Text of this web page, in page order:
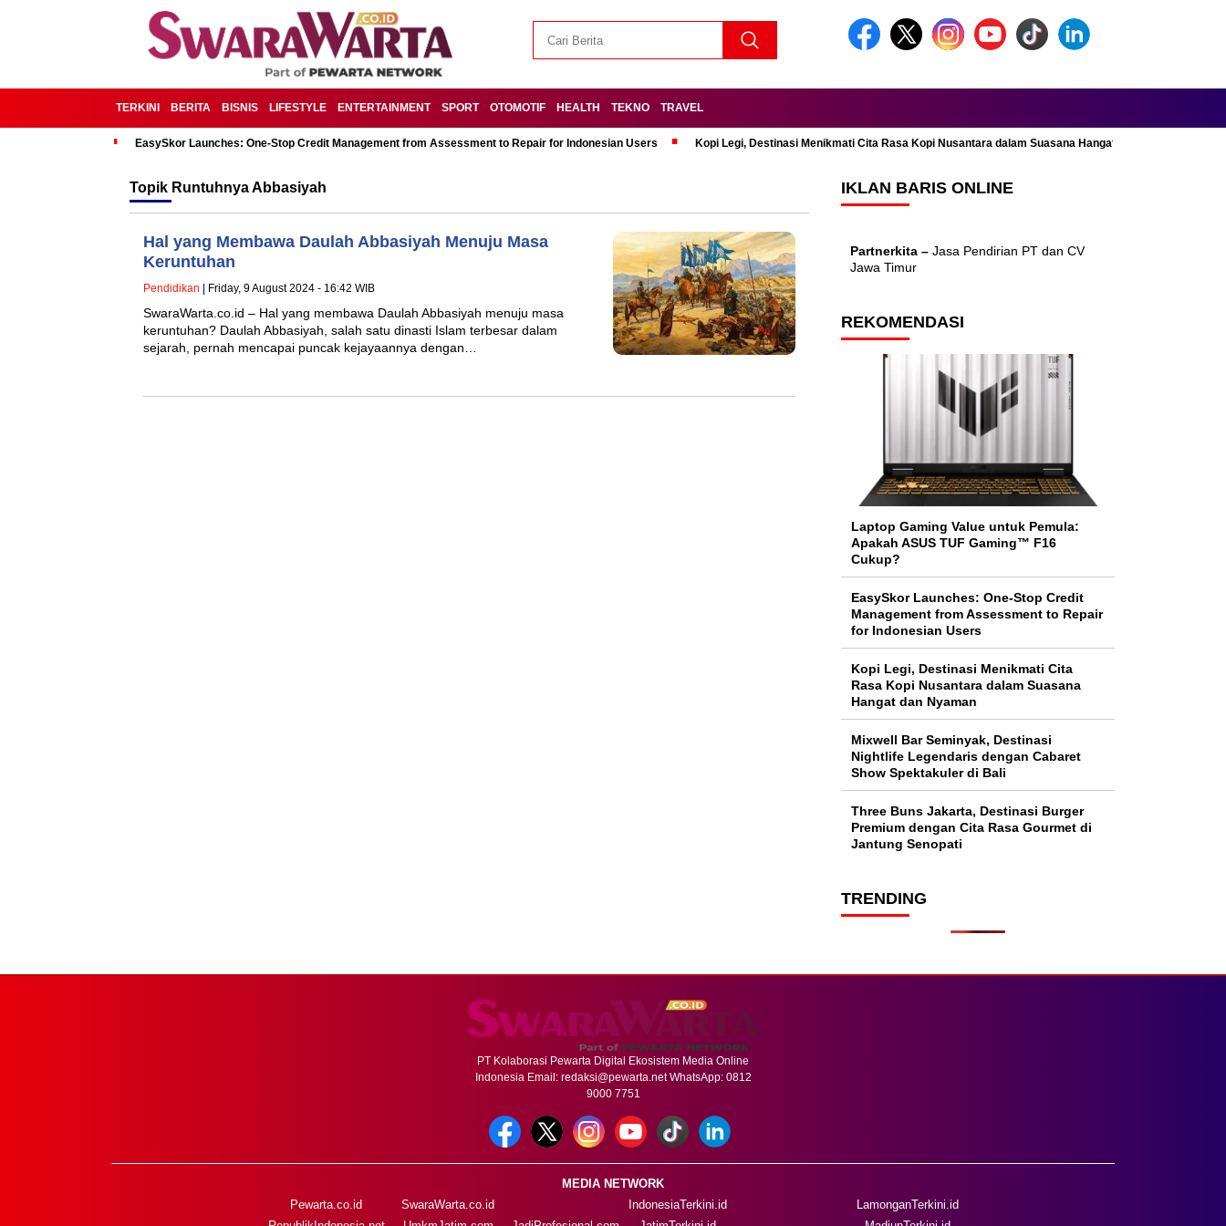
TERKINI BERITA BISNIS LIFESTYLE ENTERTAINMENT SPORT OTOMOTIF HEALTH TEKNO TRAVEL
EasySkor Launches: One-Stop Credit Management from Assessment to Repair for Indonesian Users Kopi Legi, Destinasi Menikmati Cita Rasa Kopi Nusantara dalam Suasana Hangat dan Nyaman
Topik Runtuhnya Abbasiyah
Hal yang Membawa Daulah Abbasiyah Menuju Masa
Keruntuhan
Pendidikan | Friday, 9 August 2024 - 16:42 WIB
SwaraWarta.co.id – Hal yang membawa Daulah Abbasiyah menuju masa
keruntuhan? Daulah Abbasiyah, salah satu dinasti Islam terbesar dalam
sejarah, pernah mencapai puncak kejayaannya dengan…
IKLAN BARIS ONLINE
Partnerkita – Jasa Pendirian PT dan CV
Jawa Timur
REKOMENDASI
Laptop Gaming Value untuk Pemula:
Apakah ASUS TUF Gaming™ F16
Cukup?
EasySkor Launches: One-Stop Credit
Management from Assessment to Repair
for Indonesian Users
Kopi Legi, Destinasi Menikmati Cita
Rasa Kopi Nusantara dalam Suasana
Hangat dan Nyaman
Mixwell Bar Seminyak, Destinasi
Nightlife Legendaris dengan Cabaret
Show Spektakuler di Bali
Three Buns Jakarta, Destinasi Burger
Premium dengan Cita Rasa Gourmet di
Jantung Senopati
TRENDING
PT Kolaborasi Pewarta Digital Ekosistem Media Online
Indonesia Email: redaksi@pewarta.netWhatsApp: 0812
9000 7751
MEDIA NETWORK
Pewarta.co.id
SwaraWarta.co.id
IndonesiaTerkini.id
LamonganTerkini.id